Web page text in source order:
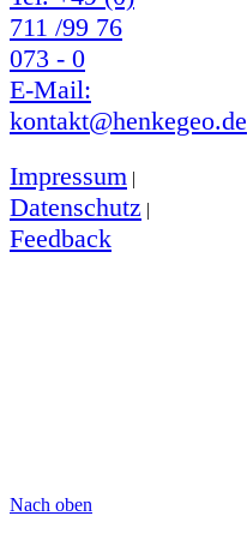
711 /99 76
073 - 0
E-Mail:
kontakt@henkegeo.de
Impressum |
Datenschutz |
Feedback
Nach oben